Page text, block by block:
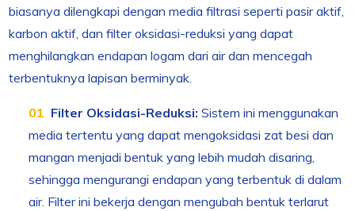
biasanya dilengkapi dengan media filtrasi seperti pasir aktif,
karbon aktif, dan filter oksidasi-reduksi yang dapat
menghilangkan endapan logam dari air dan mencegah
terbentuknya lapisan berminyak.
Filter Oksidasi-Reduksi: Sistem ini menggunakan
media tertentu yang dapat mengoksidasi zat besi dan
mangan menjadi bentuk yang lebih mudah disaring,
sehingga mengurangi endapan yang terbentuk di dalam
air. Filter ini bekerja dengan mengubah bentuk terlarut